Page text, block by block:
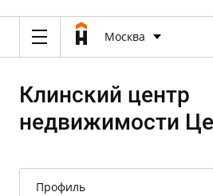
Москва
Клинский центр
недвижимости
Профиль